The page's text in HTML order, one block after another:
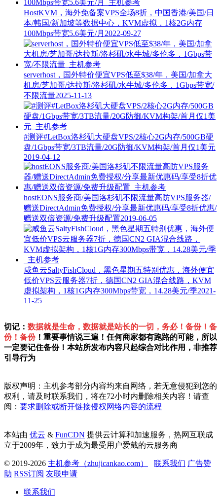
HostKVM，海外免备案VPS全场8折，中国香港/美国/日
本/韩国/新加坡等数据中心，KVM虚拟，1核2G内存
100Mbps带宽5.6美元/月 2022-09-27
serverhost，国外特价便宜VPS低至$38/年，美国/加拿大
机房/芝加哥/达拉斯/洛杉矶/水牛城/多伦多，1Gbps带宽/
不限流量2025-11-13
#测评#LetBox洛杉矶大硬盘VPS/2核心2G内存/500GB硬
盘/1Gbps带宽/3TB流量/20G防御/KVM构架/首月仅1美元
2019-04-12
hostEONS服务商/美国洛杉矶不限流量高防VPS服务器/
赠送DirectAdmin免费授权/分享最新优惠码/享受8折优惠/
赠送双倍资源/免费升级配置2019-06-05
咸鱼云SaltyFishCloud，黑色星期五特别优惠，海外便宜
低价VPS云服务器7折，德国CN2 GIA混合线路，KVM
虚拟架构，1核1G内存300Mbps带宽，14.28美元/季2021-
11-25
切记： 数据就是生命，数据就是站长的一切，务必！备份！备
份！备份！重要事情说三遍！任何商家都有跑路的可能，所以
一定要记住备份！本站所发布内容只起综合对比作用，非推荐
引导行为
版权声明：主机参考部分内容均来自网络，若无意侵犯到您的
权利，请及时联系我们，将在72小时内删除相关内容！请查
阅： 要求删除或断开链接侵权网络内容的流程
本站由 优云 & FunCDN 提供云计算和加速服务，热网互联成
立于2009年，致力于成为最受用户爱戴的云服务商
© 2019-2026 主机参考（zhujicankao.com） 联系我们 广告赞
助 RSS订阅 友联申请
联系我们